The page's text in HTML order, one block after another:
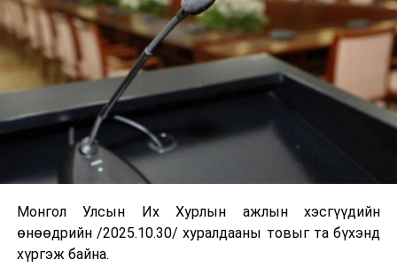
Монгол Улсын Их Хурлын ажлын хэсгүүдийн
өнөөдрийн /2025.10.30/ хуралдааны товыг та бүхэнд
хүргэж байна.